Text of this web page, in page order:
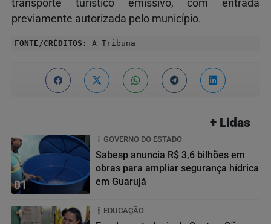
transporte turístico emissivo, com entrada
previamente autorizada pelo município.
FONTE/CRÉDITOS: A Tribuna
+ Lidas
01
GOVERNO DO ESTADO
Sabesp anuncia R$ 3,6 bilhões em
obras para ampliar segurança hídrica
em Guarujá
EDUCAÇÃO